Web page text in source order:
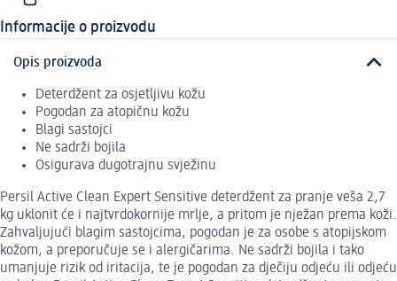
Informacije o proizvodu
Opis proizvoda
Deterdžent za osjetljivu kožu
Pogodan za atopičnu kožu
Blagi sastojci
Ne sadrži bojila
Osigurava dugotrajnu svježinu
Persil Active Clean Expert Sensitive deterdžent za pranje veša 2,7
kg uklonit će i najtvrdokornije mrlje, a pritom je nježan prema koži.
Zahvaljujući blagim sastojcima, pogodan je za osobe s atopijskom
kožom, a preporučuje se i alergičarima. Ne sadrži bojila i tako
umanjuje rizik od iritacija, te je pogodan za dječiju odjeću ili odjeću